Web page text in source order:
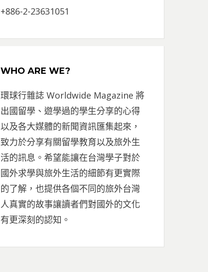
+886-2-23631051
WHO ARE WE?
環球行雜誌 Worldwide Magazine 將
出國留學、遊學過的學生分享的心得
以及各大媒體的新聞資訊匯集起來，
致力於分享有關留學教育以及旅外生
活的訊息。希望能讓在台灣學子對於
國外求學與旅外生活的細節有更實際
的了解，也提供各個不同的旅外台灣
人真實的故事讓讀者們對國外的文化
有更深刻的認知。